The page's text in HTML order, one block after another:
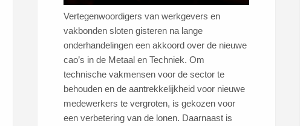
Vertegenwoordigers van werkgevers en
vakbonden sloten gisteren na lange
onderhandelingen een akkoord over de nieuwe
cao’s in de Metaal en Techniek. Om
technische vakmensen voor de sector te
behouden en de aantrekkelijkheid voor nieuwe
medewerkers te vergroten, is gekozen voor
een verbetering van de lonen. Daarnaast is